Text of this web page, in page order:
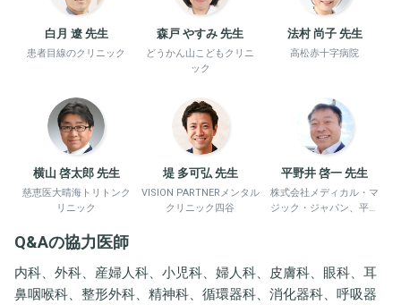
白月 遼 先生
患者目線のクリニック
森戸 やすみ 先生
どうかん山こどもクリニ
ック
法村 尚子 先生
高松赤十字病院
横山 啓太郎 先生
慈恵医大晴海トリトンク
リニック
堤 多可弘 先生
VISION PARTNERメンタル
クリニック四谷
平野井 啓一 先生
株式会社メディカル・マ
ジック・ジャパン、平野
Q&Aの協力医師
内科、外科、産婦人科、小児科、婦人科、皮膚科、眼科、耳
鼻咽喉科、整形外科、精神科、循環器科、消化器科、呼吸器